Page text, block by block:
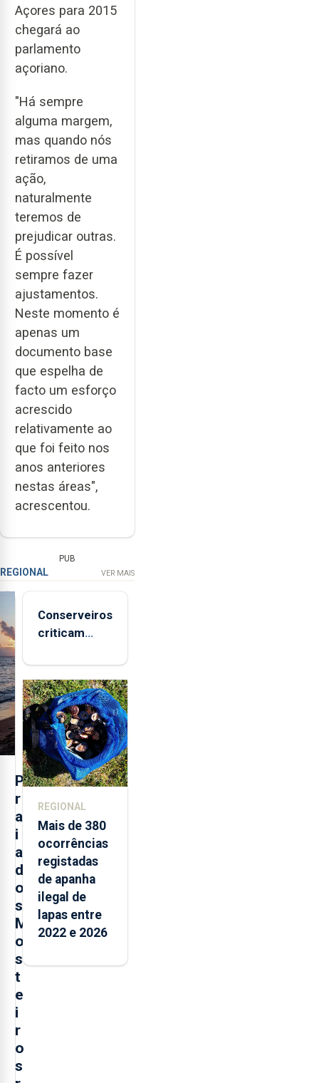
Açores para 2015
chegará ao
parlamento
açoriano.
"Há sempre
alguma margem,
mas quando nós
retiramos de uma
ação,
naturalmente
teremos de
prejudicar outras.
É possível
sempre fazer
ajustamentos.
Neste momento é
apenas um
documento base
que espelha de
facto um esforço
acrescido
relativamente ao
que foi feito nos
anos anteriores
nestas áreas",
acrescentou.
PUB
REGIONAL VER MAIS
P
r
a
i
a
d
o
s
M
o
s
t
e
i
r
o
s
Conserveiros
criticam
brancas com
selo Marca
Açores
REGIONAL
Mais de 380
ocorrências
registadas
de apanha
ilegal de
lapas entre
2022 e 2026